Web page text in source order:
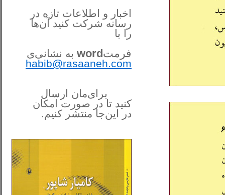
اخبار و اطلاعات تازه در
رسانه شرکت کنید آن‌ها
را با
فرمتword به نشانی‌ی
habib@rasaaneh.com
برای‌مان ارسال
کنید تا در صورت امکان
در این‌جامنتشر کنیم.